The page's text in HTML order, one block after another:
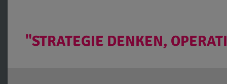
"STRATEGIE DENKEN,